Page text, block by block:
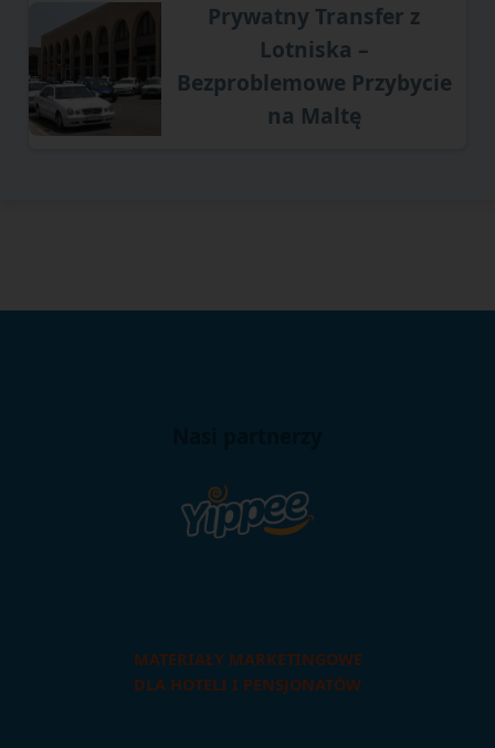
Prywatny Transfer z
Lotniska –
Bezproblemowe Przybycie
na Maltę
MATERIAŁY MARKETINGOWE
DLA HOTELI I PENSJONATÓW